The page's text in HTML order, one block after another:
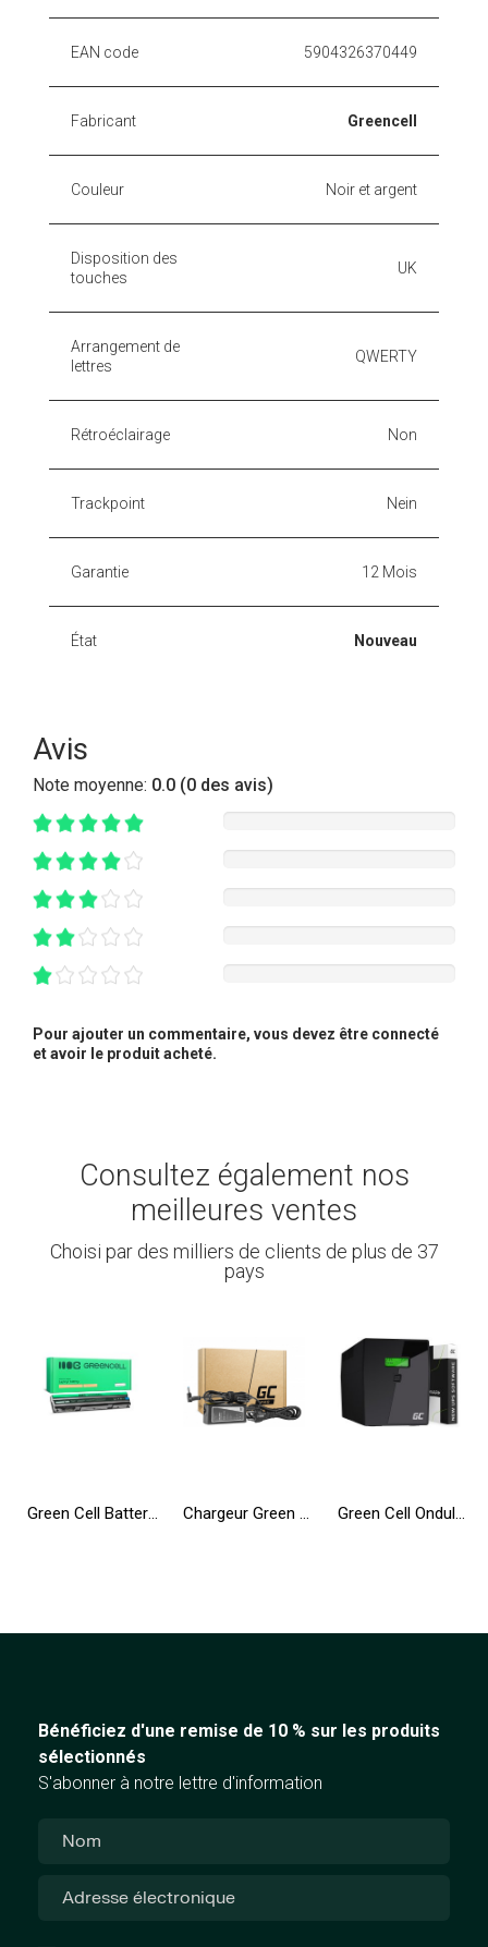
EAN code 5904326370449
Fabricant Greencell
Couleur Noir et argent
Disposition des
touches
UK
Arrangement de
lettres
QWERTY
Rétroéclairage Non
Trackpoint Nein
Garantie 12 Mois
État Nouveau
Avis
Note moyenne: 0.0 (0 des avis)
Pour ajouter un commentaire, vous devez être connecté
et avoir le produit acheté.
Consultez également nos
meilleures ventes
Choisi par des milliers de clients de plus de 37
pays
Green Cell Batterie T54FJ 8858X pour Dell Latitude E6420 E6430 E6520 E6530 E5420 E5430 E5520 E5530 E6440 E6540 Vostro 3460 3560 Chargeur Green Cell PRO 19.5V 3.33A 65W pour HP 250 G2 G3 G4 G5 15-R 15-R100NW 15-R101NW 15-R104NW 15-R233NW 15-R253NW Green Cell Onduleur UPS 2000VA 1200W Alimentation d'énergie Non interruptible avec écran LCD + Nouveau Logiciel
Bénéficiez d'une remise de 10 % sur les produits
sélectionnés
S'abonner à notre lettre d'information